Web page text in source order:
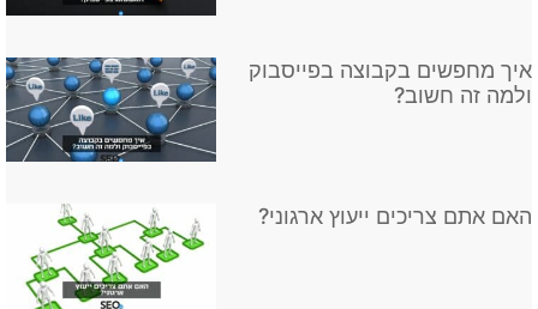
איך מחפשים בקבוצה בפייסבוק
ולמה זה חשוב?
האם אתם צריכים ייעוץ ארגוני?